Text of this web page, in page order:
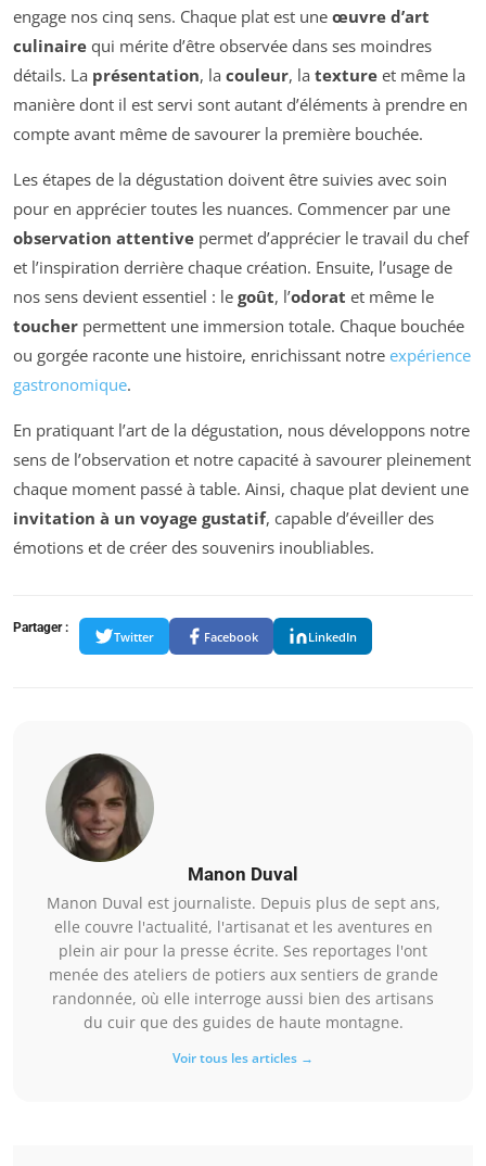
engage nos cinq sens. Chaque plat est une œuvre d’art
culinaire qui mérite d’être observée dans ses moindres
détails. La présentation, la couleur, la texture et même la
manière dont il est servi sont autant d’éléments à prendre en
compte avant même de savourer la première bouchée.
Les étapes de la dégustation doivent être suivies avec soin
pour en apprécier toutes les nuances. Commencer par une
observation attentive permet d’apprécier le travail du chef
et l’inspiration derrière chaque création. Ensuite, l’usage de
nos sens devient essentiel : le goût, l’odorat et même le
toucher permettent une immersion totale. Chaque bouchée
ou gorgée raconte une histoire, enrichissant notre expérience
gastronomique.
En pratiquant l’art de la dégustation, nous développons notre
sens de l’observation et notre capacité à savourer pleinement
chaque moment passé à table. Ainsi, chaque plat devient une
invitation à un voyage gustatif, capable d’éveiller des
émotions et de créer des souvenirs inoubliables.
Partager :
Twitter Facebook LinkedIn
Manon Duval
Manon Duval est journaliste. Depuis plus de sept ans,
elle couvre l'actualité, l'artisanat et les aventures en
plein air pour la presse écrite. Ses reportages l'ont
menée des ateliers de potiers aux sentiers de grande
randonnée, où elle interroge aussi bien des artisans
du cuir que des guides de haute montagne.
Voir tous les articles →